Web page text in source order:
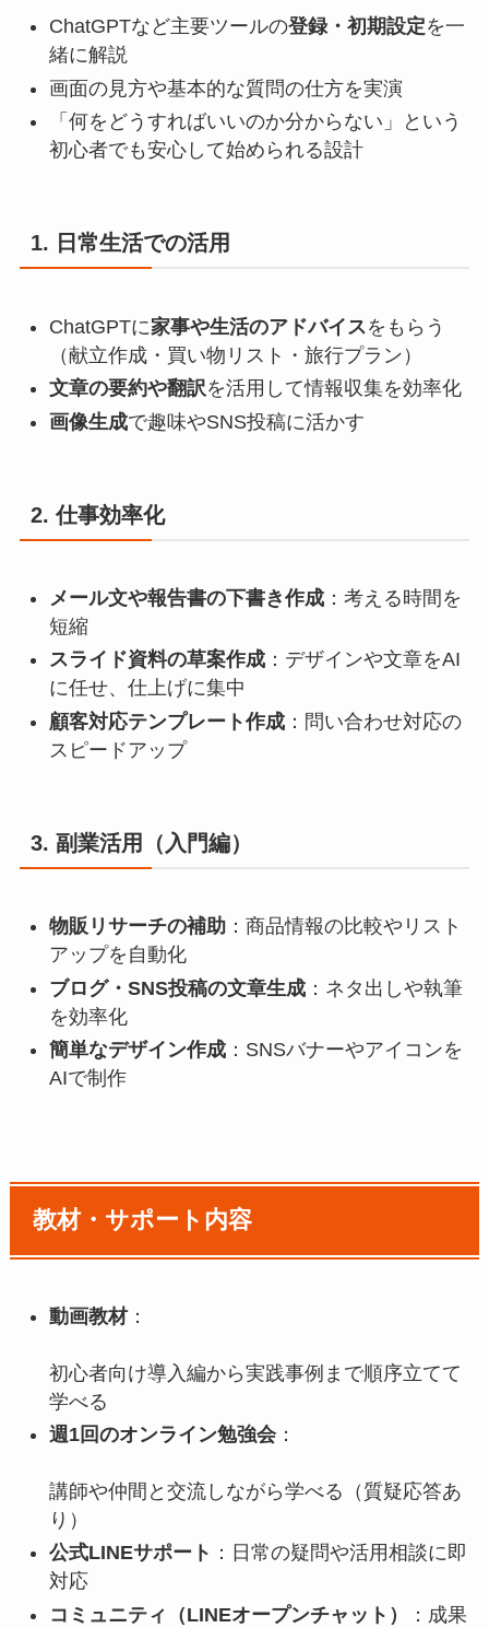
ChatGPTなど主要ツールの登録・初期設定を一
緒に解説
画面の見方や基本的な質問の仕方を実演
「何をどうすればいいのか分からない」という
初心者でも安心して始められる設計
1. 日常生活での活用
ChatGPTに家事や生活のアドバイスをもらう
（献立作成・買い物リスト・旅行プラン）
文章の要約や翻訳を活用して情報収集を効率化
画像生成で趣味やSNS投稿に活かす
2. 仕事効率化
メール文や報告書の下書き作成：考える時間を
短縮
スライド資料の草案作成：デザインや文章をAI
に任せ、仕上げに集中
顧客対応テンプレート作成：問い合わせ対応の
スピードアップ
3. 副業活用（入門編）
物販リサーチの補助：商品情報の比較やリスト
アップを自動化
ブログ・SNS投稿の文章生成：ネタ出しや執筆
を効率化
簡単なデザイン作成：SNSバナーやアイコンを
AIで制作
教材・サポート内容
動画教材：
初心者向け導入編から実践事例まで順序立てて
学べる
週1回のオンライン勉強会：
講師や仲間と交流しながら学べる（質疑応答あ
り）
公式LINEサポート ：日常の疑問や活用相談に即
対応
コミュニティ（LINEオープンチャット）
：成果